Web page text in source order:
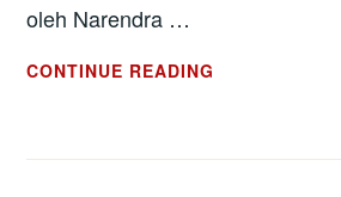
oleh Narendra …
CONTINUE READING